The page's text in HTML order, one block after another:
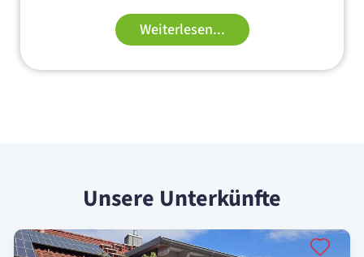
Weiterlesen...
Unsere Unterkünfte